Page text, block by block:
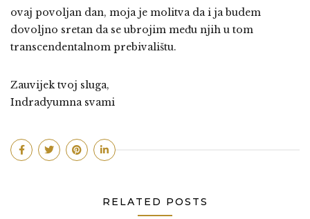
ovaj povoljan dan, moja je molitva da i ja budem
dovoljno sretan da se ubrojim među njih u tom
transcendentalnom prebivalištu.
Zauvijek tvoj sluga,
Indradyumna svami
RELATED POSTS